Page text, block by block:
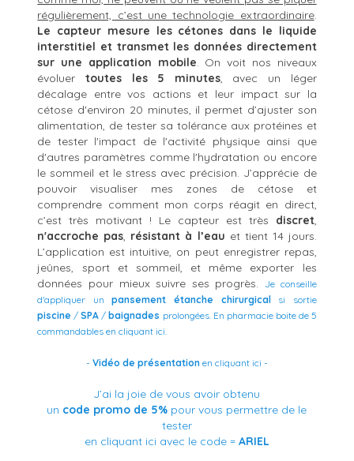
régulièrement, c’est une technologie extraordinaire.
Le capteur mesure les cétones dans le liquide
interstitiel et transmet les données directement
sur une application mobile. On voit nos niveaux
évoluer toutes les 5 minutes, avec un léger
décalage entre vos actions et leur impact sur la
cétose d'environ 20 minutes, il permet d’ajuster son
alimentation, de tester sa tolérance aux protéines et
de tester l'impact de l'activité physique ainsi que
d'autres paramètres comme l'hydratation ou encore
le sommeil et le stress avec précision. J’apprécie de
pouvoir visualiser mes zones de cétose et
comprendre comment mon corps réagit en direct,
c’est très motivant ! Le capteur est très discret,
n'accroche pas, résistant à l’eau et tient 14 jours.
L’application est intuitive, on peut enregistrer repas,
jeûnes, sport et sommeil, et même exporter les
données pour mieux suivre ses progrès.
Je conseille
d'appliquer unpansement étanche chirurgical si sortie
piscine /SPA /baignades prolongées. En pharmacie boite de 5
commandables encliquant ici.
- Vidéo de présentation en cliquant ici -
J’ai la joie de vous avoir obtenu
un code promo de 5% pour vous permettre de le
tester
en cliquant ici avec le code = ARIEL